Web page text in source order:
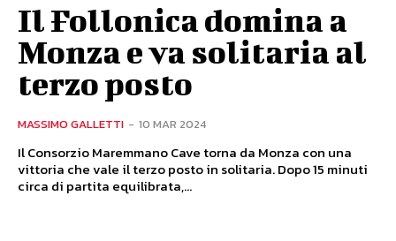
Il Follonica domina a
Monza e va solitaria al
terzo posto
MASSIMO GALLETTI - 10 MAR 2024
Il Consorzio Maremmano Cave torna da Monza con una
vittoria che vale il terzo posto in solitaria. Dopo 15 minuti
circa di partita equilibrata,...